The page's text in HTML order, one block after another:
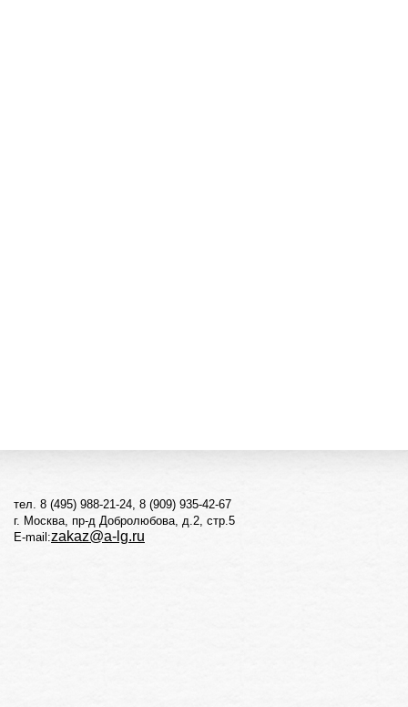
тел. 8 (495) 988-21-24, 8 (909) 935-42-67
г. Москва, пр-д Добролюбова, д.2, стр.5
E-mail:zakaz@a-lg.ru